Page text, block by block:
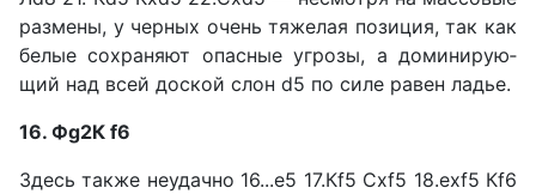
размены, у черных очень тяжелая пози­ция, так как
белые сохраняют опасные угрозы, а доминирую­
щий над всей доской слон d5 по силе равен ладье.
16. Фg2К f6
Здесь также неудачно 16...е5 17.Кf5 Сxf5 18.exf5 Кf6